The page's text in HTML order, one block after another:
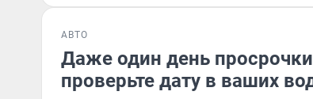
АВТО
Даже один день
проверьте дату в ваших